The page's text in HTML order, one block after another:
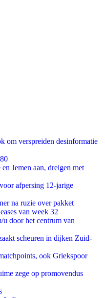
om verspreiden desinformatie
Jemen aan, dreigen met
afpersing 12-jarige
na ruzie over pakket
van week 32
u door het centrum van
scheuren in dijken Zuid-
ook Griekspoor
zege op promovendus